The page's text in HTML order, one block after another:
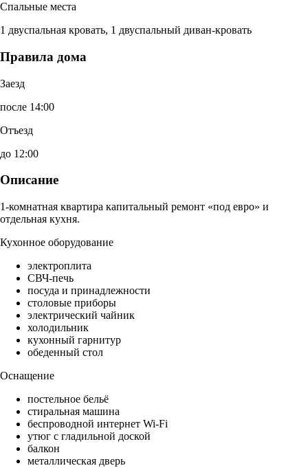
Спальные места
1 двуспальная кровать, 1 двуспальный диван-кровать
Правила дома
Заезд
после 14:00
Отъезд
до 12:00
Описание
1-комнатная квартира капитальный ремонт «под евро» и
отдельная кухня.
Кухонное оборудование
электроплита
СВЧ-печь
посуда и принадлежности
столовые приборы
электрический чайник
холодильник
кухонный гарнитур
обеденный стол
Оснащение
постельное бельё
стиральная машина
беспроводной интернет Wi-Fi
утюг с гладильной доской
балкон
металлическая дверь